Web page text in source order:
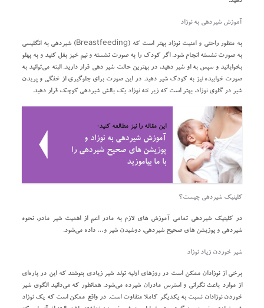
آموزش شیردهی به نوزاد
به منظور راحتی و امنیت نوزاد بهتر است که (Breastfeeding) شیردهی به انگلیسی
به صورت نشسته انجام شود. اگر کودک را به صورت نشسته و نیم خیز بغل کنید و به پهلو
بخوابانید و سپس به او شیر دهید، در بهترین حالت شیر دهی قرار دارید. البته می‌توانید به
صورت خوابیده نیز به کودک شیر دهید. در این صورت برای جلوگیری از خفگی و پریدن
شیر در گلوی نوزاد، بهتر است که زیر تنه نوزاد یک بالش شیردهی کوچک قرار دهید.
این مقاله را نیز مطالعه کنید:
آموزش شیردهی به نوزاد و
پوزیشن های صحیح شیردهی را
با ما بیاموزید
کلینیک شیردهی چیست؟
در کلینیک شیردهی تمامی آموزش های لازم به مادر اعم از اهمیت شیر مادر، نحوه
شیردهی و پوزیشن های صحیح شیردهی، دوشیدن شیر و… داده می‌شود.
شیر خوردن زیاد نوزاد
برخی از نوزادان ممکن است در روز‌های اولیه تولد شیر زیادی بنوشند که این در پاره‌ای
از موارد باعث نگرانی و استرس مادران شیرده می‌شود. همانطور که می‌دانید الگوی شیر
خوردن نوزادان نسبت به یکدیگر کاملا متفاوت است. در واقع ممکن است که یک نوزاد